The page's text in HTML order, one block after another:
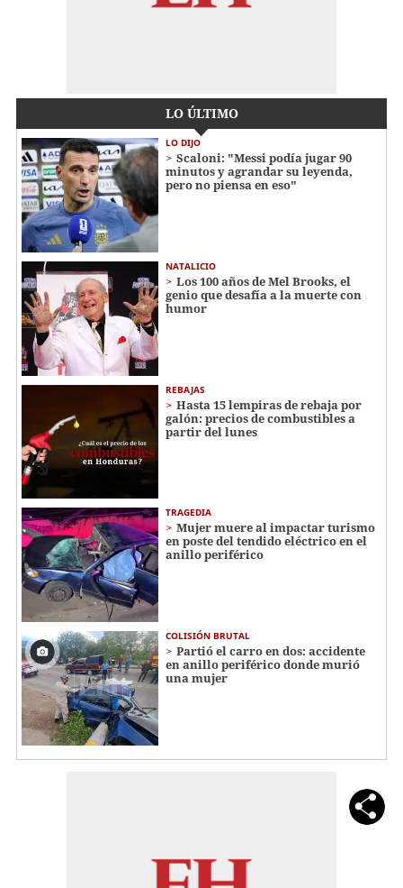
LO ÚLTIMO
LO DIJO
Scaloni: "Messi podía jugar 90
minutos y agrandar su leyenda,
pero no piensa en eso"
NATALICIO
Los 100 años de Mel Brooks, el
genio que desafía a la muerte con
humor
REBAJAS
Hasta 15 lempiras de rebaja por
galón: precios de combustibles a
partir del lunes
TRAGEDIA
Mujer muere al impactar turismo
en poste del tendido eléctrico en el
anillo periférico
COLISIÓN BRUTAL
Partió el carro en dos: accidente
en anillo periférico donde murió
una mujer